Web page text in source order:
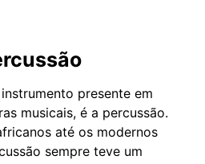
presente em
musicais, é a percussão.
até os modernos
sempre teve um